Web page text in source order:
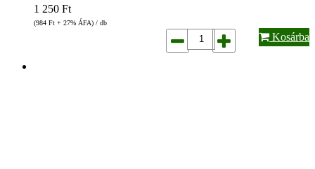
1 250 Ft
(984 Ft + 27% ÁFA) / db
Kosárba